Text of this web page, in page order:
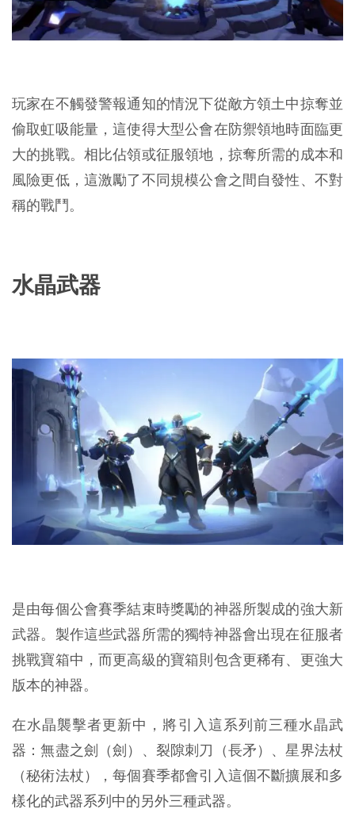
玩家在不觸發警報通知的情況下從敵方領土中掠奪並
偷取虹吸能量，這使得大型公會在防禦領地時面臨更
大的挑戰。相比佔領或征服領地，掠奪所需的成本和
風險更低，這激勵了不同規模公會之間自發性、不對
稱的戰鬥。
水晶武器
是由每個公會賽季結束時獎勵的神器所製成的強大新
武器。製作這些武器所需的獨特神器會出現在征服者
挑戰寶箱中，而更高級的寶箱則包含更稀有、更強大
版本的神器。
在水晶襲擊者更新中，將引入這系列前三種水晶武
器：無盡之劍（劍）、裂隙刺刀（長矛）、星界法杖
（秘術法杖），每個賽季都會引入這個不斷擴展和多
樣化的武器系列中的另外三種武器。